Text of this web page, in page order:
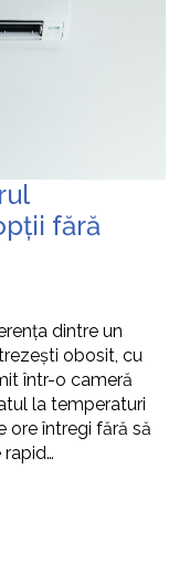
fără
dintre un
obosit, cu
într-o cameră
la temperaturi
ore întregi fără să